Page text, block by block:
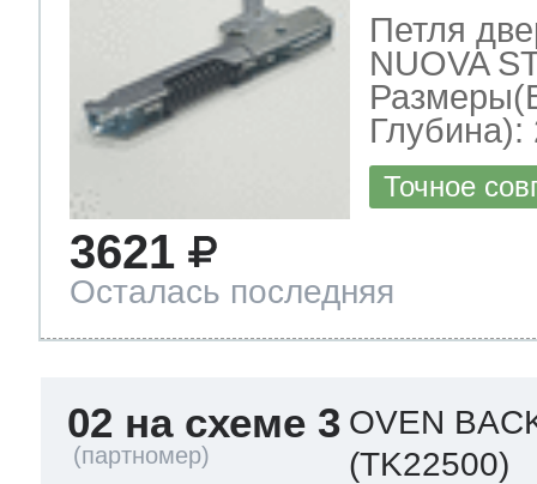
Петля
NUOVA
Глубина):
Точное
3621
Осталась последняя
02 на схеме 3 OVEN
(TK22500)